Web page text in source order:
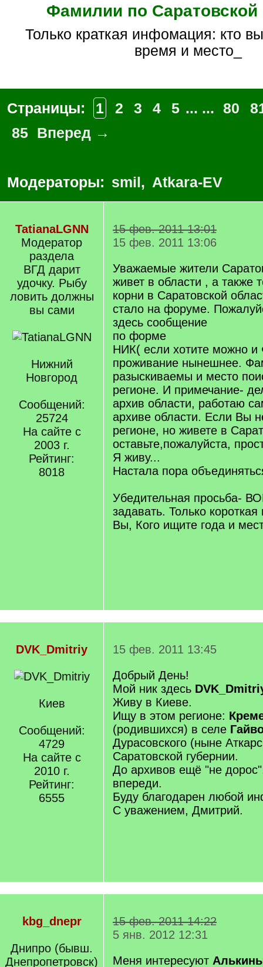
Фамилии по Саратовской
Только краткая инфомация: кто вы, кого ищите,
время и место_
Страницы: 1 2 3 4 5 ... ... 80
85 Вперед →
Модераторы: smil, Atkara-EV
TatianaLGNN
Модератор
раздела
ВГД дарит
удочку. Рыбу
ловить должны
вы сами
Нижний
Новгород
Сообщений:
25724
На сайте с
2003 г.
Рейтинг:
8018
15 фев. 2011 13:01
15 фев. 2011 13:06
Уважаемые жители
живет в области , а также
корни в Саратовской
стало на форуме.
здесь сообщение
по форме
НИК( если хотите можно
проживание нынешнее.
разыскиваемы и место
регионе. И примечание-
архив области, работаю
архиве области. Если Вы
регионе, но живете в
оставьте,пожалуйста,
Я живу...
Настала пора
Убедительная просьба-
задавать. Только
Вы, Кого ищите года и
DVK_Dmitriy
Киев
Сообщений:
4729
На сайте с
2010 г.
Рейтинг:
6555
15 фев. 2011 13:45
Добрый День!
Мой ник здесь
Живу в Киеве.
Ищу в этом регионе:
(родившихся) в селе
Дурасовского (ныне
Саратовской губернии.
До архивов ещё "не
впереди.
Буду благодарен любой
С уважением, Дмитрий.
kbg_dnepr
Днипро (бывш.
Днепропетровск)
15 фев. 2011 14:22
5 янв. 2012 12:31
Меня интересуют